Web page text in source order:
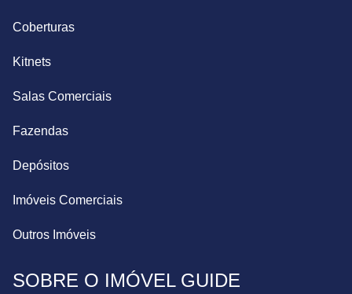
Coberturas
Kitnets
Salas Comerciais
Fazendas
Depósitos
Imóveis Comerciais
Outros Imóveis
SOBRE O IMÓVEL GUIDE